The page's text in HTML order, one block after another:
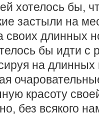
хотелось бы,
застыли на
длинных
бы идти
на длинных
красоту
без всякого